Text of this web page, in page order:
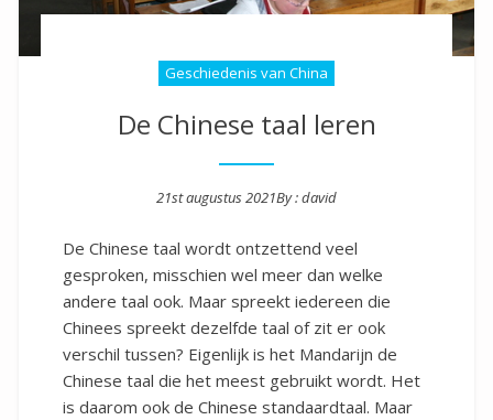
Geschiedenis van China
De Chinese taal leren
Posted on
21st augustus 2021By :david
De Chinese taal wordt ontzettend veel
gesproken, misschien wel meer dan welke
andere taal ook. Maar spreekt iedereen die
Chinees spreekt dezelfde taal of zit er ook
verschil tussen? Eigenlijk is het Mandarijn de
Chinese taal die het meest gebruikt wordt. Het
is daarom ook de Chinese standaardtaal. Maar